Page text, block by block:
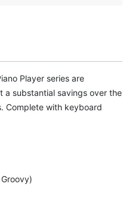
Player series are
a substantial savings over the
Complete with keyboard